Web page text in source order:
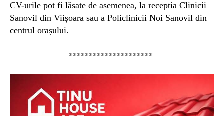
CV-urile pot fi lăsate de asemenea, la receptia Clinicii
Sanovil din Viișoara sau a Policlinicii Noi Sanovil din
centrul orașului.
*********************